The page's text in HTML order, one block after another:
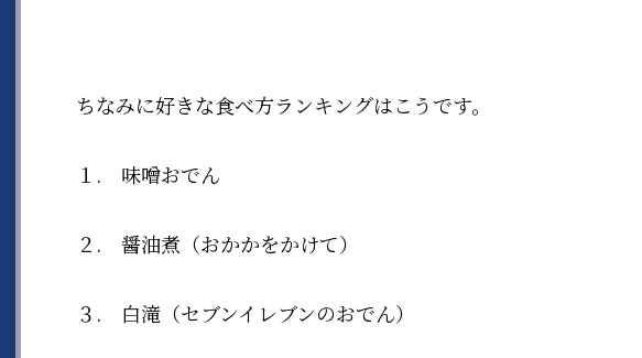
ちなみに好きな食べ方ランキングはこうです。
１. 味噌おでん
２. 醤油煮（おかかをかけて）
３. 白滝（セブンイレブンのおでん）